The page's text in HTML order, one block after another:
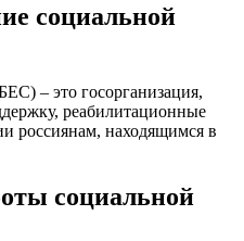
социальной
– это госорганизация,
реабилитационные
россиянам, находящимся в
социальной